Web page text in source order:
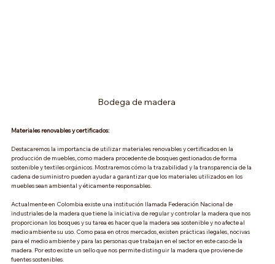
Bodega de madera
Materiales renovables y certificados:
Destacaremos la importancia de utilizar materiales renovables y certificados en la
producción de muebles, como madera procedente de bosques gestionados de forma
sostenible y textiles orgánicos. Mostraremos cómo la trazabilidad y la transparencia de la
cadena de suministro pueden ayudar a garantizar que los materiales utilizados en los
muebles sean ambiental y éticamente responsables.
Actualmente en Colombia existe una institución llamada Federación Nacional de
industriales de la madera que tiene la iniciativa de regular y controlar la madera que nos
proporcionan los bosques y su tarea es hacer que la madera sea sostenible y no afecte al
medio ambiente su uso. Como pasa en otros mercados, existen prácticas ilegales, nocivas
para el medio ambiente y para las personas que trabajan en el sector en este caso de la
madera. Por esto existe un sello que nos permite distinguir la madera que proviene de
fuentes sostenibles.